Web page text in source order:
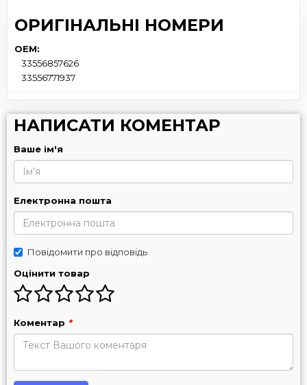
ОРИГІНАЛЬНІ НОМЕРИ
OEM:
33556857626
33556771937
НАПИСАТИ КОМЕНТАР
Ваше ім'я
Електронна пошта
Повідомити про відповідь
Оцінити товар
Коментар *